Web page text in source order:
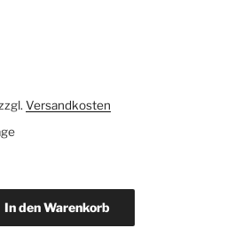
Versandkosten
In den Warenkorb